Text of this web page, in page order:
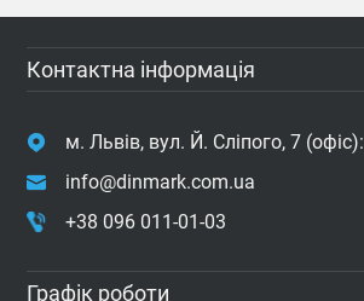
Контактна інформація
м. Львів, вул. Й. Сліпого, 7 (офіс):
info@dinmark.com.ua
+38 096 011-01-03
Графік роботи